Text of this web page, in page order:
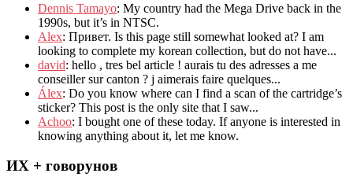
Dennis Tamayo: My country had the Mega Drive back in the
1990s, but it’s in NTSC.
Alex: Привет. Is this page still somewhat looked at? I am
looking to complete my korean collection, but do not have...
david: hello , tres bel article ! aurais tu des adresses a me
conseiller sur canton ? j aimerais faire quelques...
Álex: Do you know where can I find a scan of the cartridge’s
sticker? This post is the only site that I saw...
Achoo: I bought one of these today. If anyone is interested in
knowing anything about it, let me know.
ИХ + говорунов